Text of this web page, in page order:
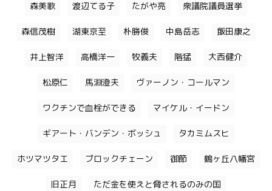
森美歌 渡辺てる子 たがや亮 衆議院議員選挙
森信茂樹 湖東京至 朴勝俊 中島岳志 飯田康之
井上智洋 高橋洋一 牧義夫 階猛 大西健介
松原仁 馬淵澄夫 ヴァーノン・コールマン
ワクチンで血栓ができる マイケル・イードン
ギアート・バンデン・ボッシュ タカミムスヒ
ホツマツタエ ブロックチェーン 御節 鶴ヶ丘八幡宮
旧正月 ただ金を使えと脅されるのみの国